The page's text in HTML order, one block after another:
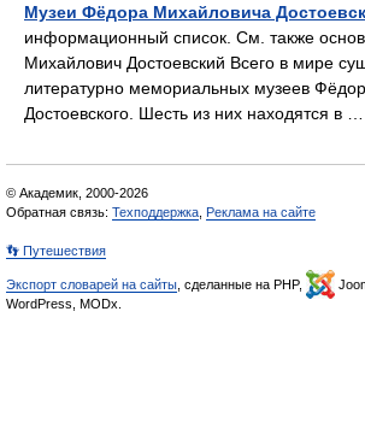
Музеи Фёдора Михайловича
информационный список. См. также
Михайлович Достоевский Всего в мире
литературно мемориальных музеев
Достоевского. Шесть из них находятся в
© Академик, 2000-2026
Обратная связь: Техподдержка Реклама на сайте
👣 Путешествия
Экспорт словарей на сайты , сделанные на PHP,
WordPress, MODx.